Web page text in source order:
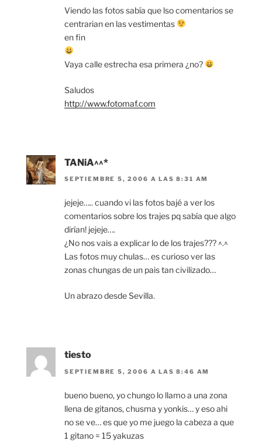
Viendo las fotos sabía que lso comentarios se
centrarian en las vestimentas
en fin
Vaya calle estrecha esa primera ¿no?
Saludos
http://www.fotomaf.com
TANiA^^*
SEPTIEMBRE 5, 2006 A LAS 8:31 AM
jejeje….. cuando vi las fotos bajé a ver los
comentarios sobre los trajes pq sabía que algo
dirían! jejeje….
¿No nos vais a explicar lo de los trajes??? ^.^
Las fotos muy chulas… es curioso ver las
zonas chungas de un pais tan civilizado…
Un abrazo desde Sevilla.
tiesto
SEPTIEMBRE 5, 2006 A LAS 8:46 AM
bueno bueno, yo chungo lo llamo a una zona
llena de gitanos, chusma y yonkis… y eso ahi
no se ve… es que yo me juego la cabeza a que
1 gitano = 15 yakuzas